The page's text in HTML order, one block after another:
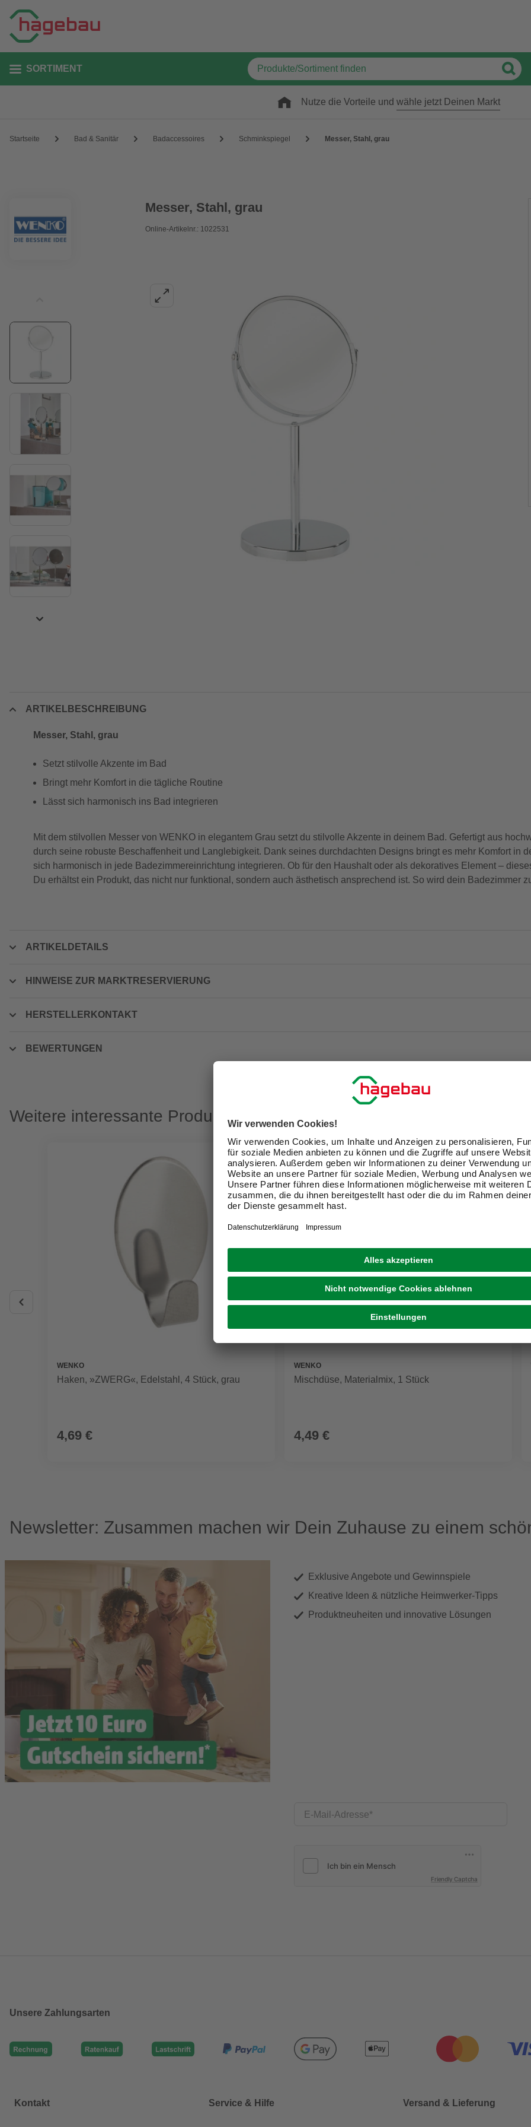
SORTIMENT
Nutze die Vorteile und wähle jetzt Deinen Markt
Startseite Bad & Sanitär Badaccessoires Schminkspiegel Messer, Stahl, grau
Messer, Stahl, grau
Online-Artikelnr.: 1022531
ARTIKELBESCHREIBUNG
Messer, Stahl, grau
Setzt stilvolle Akzente im Bad
Bringt mehr Komfort in die tägliche Routine
Lässt sich harmonisch ins Bad integrieren
Mit dem stilvollen Messer von WENKO in elegantem Grau setzt du stilvolle Akzente in deinem Bad. Gefertigt aus
durch seine robuste Beschaffenheit und Langlebigkeit. Dank seines durchdachten Designs bringt es mehr Komfort in
sich harmonisch in jede Badezimmereinrichtung integrieren. Ob für den Haushalt oder als dekoratives Element –
Du erhältst ein Produkt, das nicht nur funktional, sondern auch ästhetisch ansprechend ist. So wird dein Badezimmer
ARTIKELDETAILS
HINWEISE ZUR MARKTRESERVIERUNG
HERSTELLERKONTAKT
BEWERTUNGEN
Weitere interessante Produkte
WENKO
Haken, »ZWERG«, Edelstahl, 4 Stück, grau
4,69 €
WENKO
Mischdüse, Materialmix, 1 Stück
4,49 €
Newsletter: Zusammen machen wir Dein Zuhause zu einem
Exklusive Angebote und Gewinnspiele
Kreative Ideen & nützliche Heimwerker-Tipps
Produktneuheiten und innovative Lösungen
E-Mail-Adresse
Friendly Captcha
Unsere Zahlungsarten
Kontakt Service & Hilfe Versand & Lieferung